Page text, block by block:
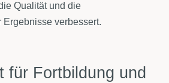
Qualität und die
verbessert.
für Fortbildung und